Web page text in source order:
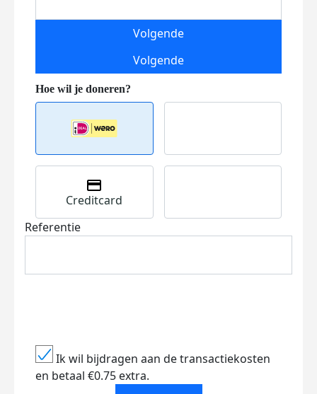
Volgende
Volgende
Creditcard
Referentie
Ik wil bijdragen aan de transactiekosten
en betaal €0.75 extra.